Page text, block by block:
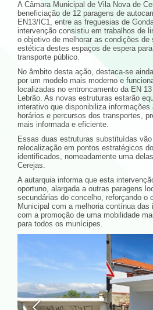
A Câmara Municipal de Vila Nova de
beneficiação de 12 paragens de
EN13/IC1, entre as freguesias de
intervenção consistiu em trabalhos de
o objetivo de melhorar as condições de
estética destes espaços de espera
transporte público.
No âmbito desta ação, destaca-se
por um modelo mais moderno e
localizadas no entroncamento da EN
Lebrão. As novas estruturas estarão
interativo que disponibiliza
horários e percursos dos transportes,
mais informada e eficiente.
Essas duas estruturas substituídas
relocalização em pontos estratégicos
identificados, nomeadamente uma
Cerejas.
A autarquia informa que esta
oportuno, alargada a outras paragens
secundárias do concelho, reforçando o
Municipal com a melhoria contínua
com a promoção de uma mobilidade
para todos os munícipes.